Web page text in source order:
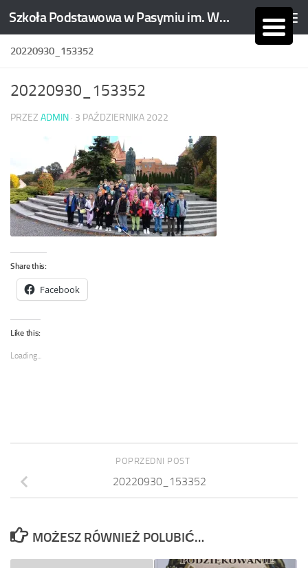
Skip to content Szkoła Podstawowa w Pasymiu im. Wojciecha Kętrzyńskiego
20220930_153352
20220930_153352
PRZEZ ADMIN · 3 PAŹDZIERNIKA 2022
Share this:
Facebook
Like this:
Loading...
POPRZEDNI POST
20220930_153352
MOŻESZ RÓWNIEŻ POLUBIĆ…